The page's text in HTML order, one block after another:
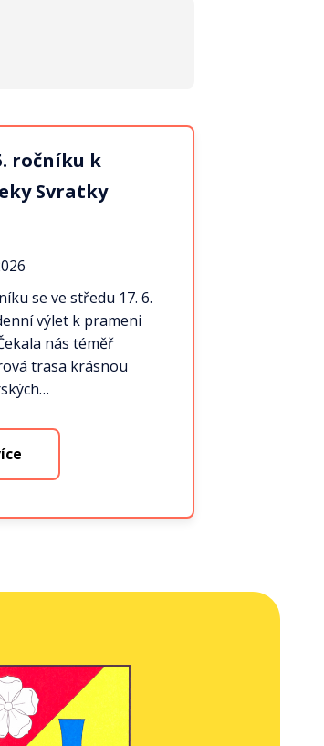
ročníku k
Svratky
se ve středu 17. 6.
výlet k prameni
nás téměř
trasa krásnou